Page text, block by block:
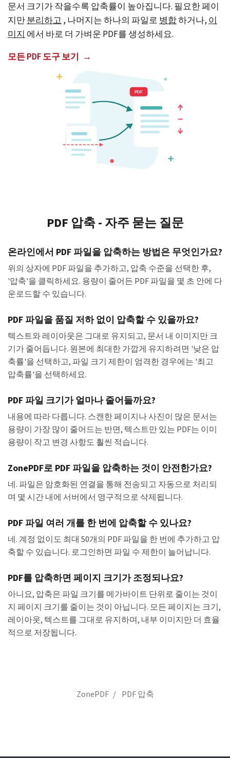
문서 크기가 작을수록 압축률이 높아집니다. 필요한 페이
지만분리하고, 나머지는 하나의 파일로병합하거나,이
미지에서 바로 더 가벼운 PDF를 생성하세요.
모든 PDF 도구 보기
PDF 압축 - 자주 묻는 질문
온라인에서 PDF 파일을 압축하는 방법은 무엇인가요?
위의 상자에 PDF 파일을 추가하고, 압축 수준을 선택한 후,
'압축'을 클릭하세요. 용량이 줄어든 PDF 파일을 몇 초 안에 다
운로드할 수 있습니다.
PDF 파일을 품질 저하 없이 압축할 수 있을까요?
텍스트와 레이아웃은 그대로 유지되고, 문서 내 이미지만 크
기가 줄어듭니다. 원본에 최대한 가깝게 유지하려면 '낮은 압
축률'을 선택하고, 파일 크기 제한이 엄격한 경우에는 '최고
압축률'을 선택하세요.
PDF 파일 크기가 얼마나 줄어들까요?
내용에 따라 다릅니다. 스캔한 페이지나 사진이 많은 문서는
용량이 가장 많이 줄어드는 반면, 텍스트만 있는 PDF는 이미
용량이 작고 변경 사항도 훨씬 적습니다.
ZonePDF로 PDF 파일을 압축하는 것이 안전한가요?
네. 파일은 암호화된 연결을 통해 전송되고 자동으로 처리되
며 몇 시간 내에 서버에서 영구적으로 삭제됩니다.
PDF 파일 여러 개를 한 번에 압축할 수 있나요?
네. 계정 없이도 최대 50개의 PDF 파일을 한 번에 추가하고 압
축할 수 있습니다. 로그인하면 파일 수 제한이 늘어납니다.
PDF를 압축하면 페이지 크기가 조정되나요?
아니요, 압축은 파일 크기를 메가바이트 단위로 줄이는 것이
지 페이지 크기를 줄이는 것이 아닙니다. 모든 페이지는 크기,
레이아웃, 텍스트를 그대로 유지하며, 내부 이미지만 더 효율
적으로 저장됩니다.
ZonePDF PDF 압축